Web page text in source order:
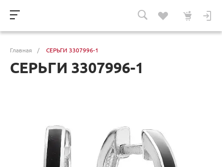
Главная / СЕРЬГИ 3307996-1
СЕРЬГИ 3307996-1